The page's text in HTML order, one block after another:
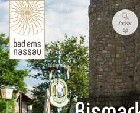
Zoeken
op